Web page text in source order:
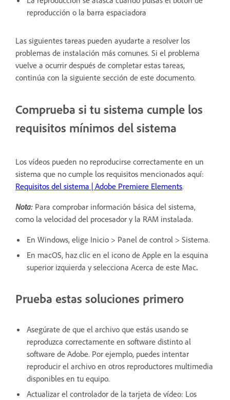
reproducción o la barra espaciadora
Las siguientes tareas pueden ayudarte a resolver los
problemas de instalación más comunes. Si el problema
vuelve a ocurrir después de completar estas tareas,
continúa con la siguiente sección de este documento.
Comprueba si tu sistema cumple los
requisitos mínimos del sistema
Los vídeos pueden no reproducirse correctamente en un
sistema que no cumple los requisitos mencionados aquí:
Requisitos del sistema | Adobe Premiere Elements.
Nota: Para comprobar información básica del sistema,
como la velocidad del procesador y la RAM instalada.
En Windows, elige Inicio > Panel de control > Sistema.
En macOS, haz clic en el icono de Apple en la esquina
superior izquierda y selecciona Acerca de este Mac.
Prueba estas soluciones primero
Asegúrate de que el archivo que estás usando se
reproduzca correctamente en software distinto al
software de Adobe. Por ejemplo, puedes intentar
reproducir el archivo en otros reproductores multimedia
disponibles en tu equipo.
Actualizar el controlador de la tarjeta de vídeo: Los